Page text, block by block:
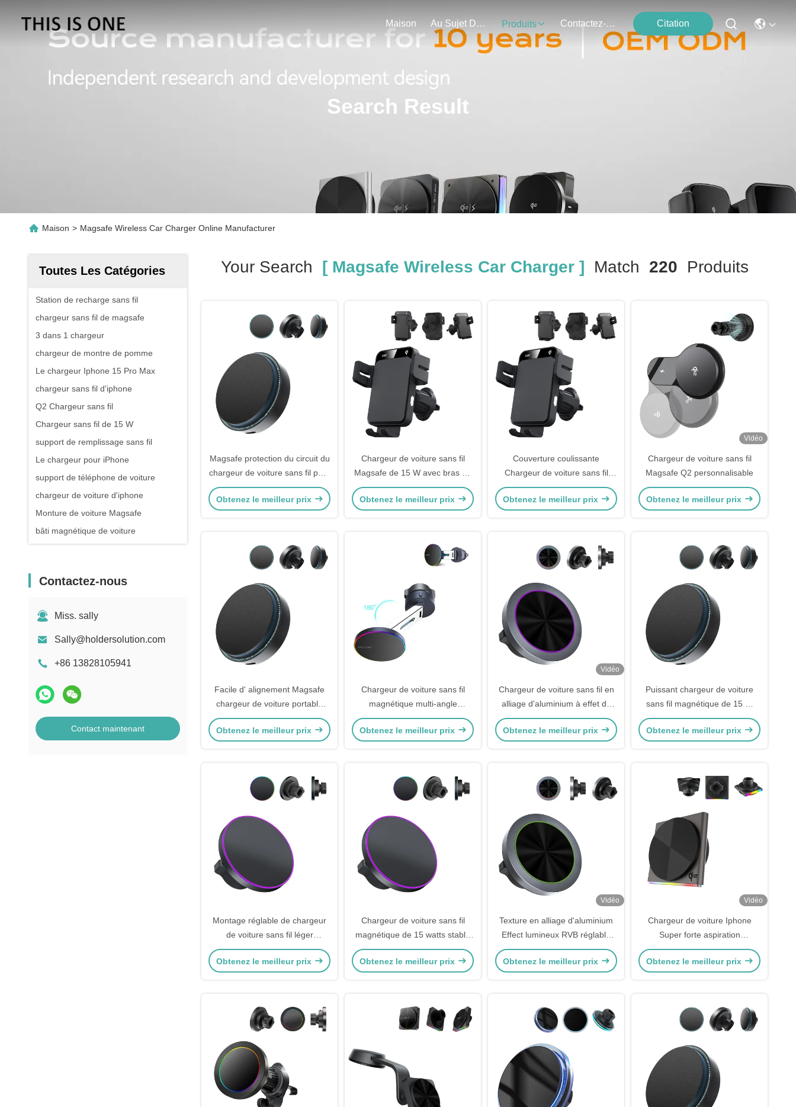
Maison Au Sujet De Nous Produits Contactez-Nous Citation
Search Result
Maison > Magsafe Wireless Car Charger Online Manufacturer
Toutes Les Catégories
Station de recharge sans fil
chargeur sans fil de magsafe
3 dans 1 chargeur
chargeur de montre de pomme
Le chargeur Iphone 15 Pro Max
chargeur sans fil d'iphone
Q2 Chargeur sans fil
Chargeur sans fil de 15 W
support de remplissage sans fil
Le chargeur pour iPhone
support de téléphone de voiture
chargeur de voiture d'iphone
Monture de voiture Magsafe
bâti magnétique de voiture
Contactez-nous
Miss. sally
Sally@holdersolution.com
+86 13828105941
Contact maintenant
Your Search [ Magsafe Wireless Car Charger ] Match 220 Produits
Magsafe protection du circuit du
chargeur de voiture sans fil pour
iPhone 15 Pro Max
Obtenez le meilleur prix
Chargeur de voiture sans fil
Magsafe de 15 W avec bras de
pince automatique à réglage
tripartite
Obtenez le meilleur prix
Couverture coulissante
Chargeur de voiture sans fil
Magsafe à réglage automatique
à trois voies
Obtenez le meilleur prix
Vidéo
Chargeur de voiture sans fil
Magsafe Q2 personnalisable
Obtenez le meilleur prix
Facile d' alignement Magsafe
chargeur de voiture portable
pour iPhone 15 Pro Max
Obtenez le meilleur prix
Chargeur de voiture sans fil
magnétique multi-angle
personnalisable avec la lumière
ambiante
Obtenez le meilleur prix
Vidéo
Chargeur de voiture sans fil en
alliage d'aluminium à effet de
lumière RVB
Obtenez le meilleur prix
Puissant chargeur de voiture
sans fil magnétique de 15 W
chargement rapide angle
réglable
Obtenez le meilleur prix
Montage réglable de chargeur
de voiture sans fil léger
Connexion stable et
fonctionnement
Obtenez le meilleur prix
Chargeur de voiture sans fil
magnétique de 15 watts stable
avec protection contre le court-
circuit
Obtenez le meilleur prix
Vidéo
Texture en alliage d'aluminium
Effect lumineux RVB réglable
Chargeur sans fil Magsafe pour
porte-téléphone de voiture
Obtenez le meilleur prix
Vidéo
Chargeur de voiture Iphone
Super forte aspiration
magnétique 360 degrés rotation
sans fil 9 couleurs RGB lumière
Obtenez le meilleur prix